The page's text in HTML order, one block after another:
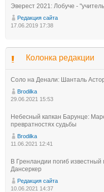
Эверест 2021: Лобуче -
Редакция сайта
17.06.2019 17:38
Колонка редакции
Соло на Денали: Шанталь
Brodilka
29.06.2021 15:53
Небесный капкан Барунце:
превратностях судьбы
Brodilka
11.06.2021 12:41
В Гренландии погиб
Дансеркер
Редакция сайта
10.06.2021 14:37